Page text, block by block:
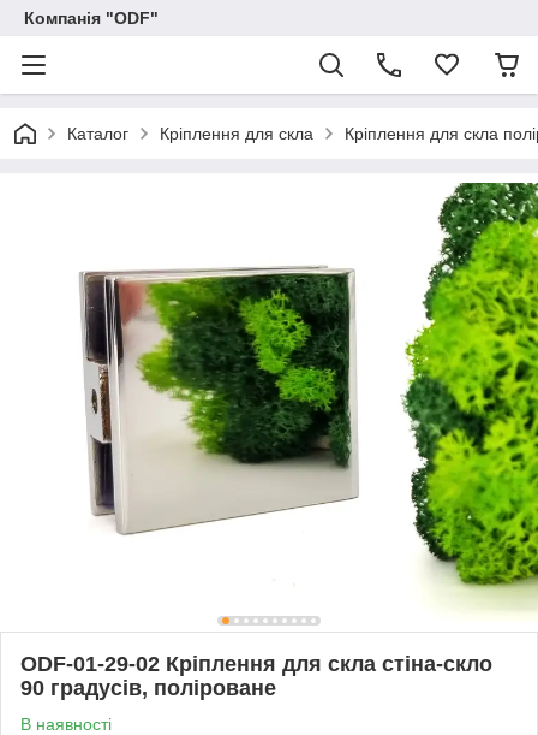
Компанія "ODF"
Каталог Кріплення для скла Кріплення для скла
ODF-01-29-02 Кріплення для скла стіна-скло
90 градусів, поліроване
В наявності